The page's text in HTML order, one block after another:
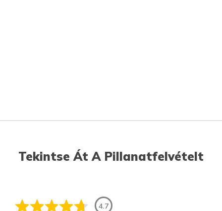
Tekintse Át A Pillanatfelvételt
4.7